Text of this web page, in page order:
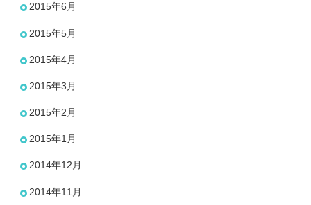
2015年6月
2015年5月
2015年4月
2015年3月
2015年2月
2015年1月
2014年12月
2014年11月